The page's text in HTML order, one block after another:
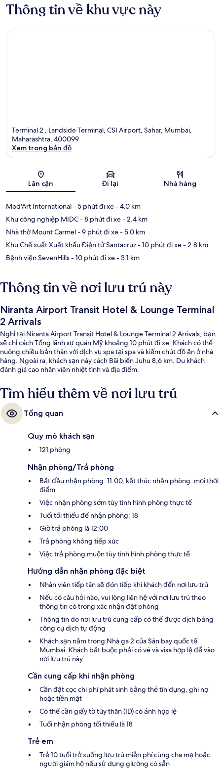
Thông tin về khu vực này
Terminal 2 , Landside Terminal, CSI Airport, Sahar, Mumbai,
Maharashtra, 400099
Xem trong bản đồ
Lân cận Đi lại Nhà hàng
Mod'Art International- 5 phút đi xe- 4.0 km
Khu công nghiệp MIDC- 8 phút đi xe- 2.4 km
Nhà thờ Mount Carmel- 9 phút đi xe- 5.0 km
Khu Chế xuất Xuất khẩu Điện tử Santacruz- 10 phút đi xe- 2.8 km
Bệnh viện SevenHills- 10 phút đi xe- 3.1 km
Thông tin về nơi lưu trú này
Niranta Airport Transit Hotel & Lounge Terminal
2 Arrivals
Nghỉ tại Niranta Airport Transit Hotel & Lounge Terminal 2 Arrivals, bạn
sẽ chỉ cách Tổng lãnh sự quán Mỹ khoảng 10 phút đi xe. Khách có thể
nuông chiều bản thân với dịch vụ spa tại spa và kiếm chút đồ ăn ở nhà
hàng. Ngoài ra, khách sạn này cách Bãi biển Juhu 8,6 km. Du khách
đánh giá cao nhân viên nhiệt tình và địa điểm.
Tìm hiểu thêm về nơi lưu trú
Tổng quan
Quy mô khách sạn
121 phòng
Nhận phòng/Trả phòng
Bắt đầu nhận phòng: 11:00, kết thúc nhận phòng: mọi thời
điểm
Việc nhận phòng sớm tùy tình hình phòng thực tế
Tuổi tối thiểu để nhận phòng: 18
Giờ trả phòng là 12:00
Trả phòng không tiếp xúc
Việc trả phòng muộn tùy tình hình phòng thực tế
Hướng dẫn nhận phòng đặc biệt
Nhân viên tiếp tân sẽ đón tiếp khi khách đến nơi lưu trú
Nếu có câu hỏi nào, vui lòng liên hệ với nơi lưu trú theo
thông tin có trong xác nhận đặt phòng
Thông tin do nơi lưu trú cung cấp có thể được dịch bằng
công cụ dịch tự động
Khách sạn nằm trong Nhà ga 2 của Sân bay quốc tế
Mumbai. Khách bắt buộc phải có vé và visa hợp lệ để vào
nơi lưu trú này.
Cần cung cấp khi nhận phòng
Cần đặt cọc chi phí phát sinh bằng thẻ tín dụng, ghi nợ
hoặc tiền mặt
Có thể cần giấy tờ tùy thân (ID) có ảnh hợp lệ
Tuổi nhận phòng tối thiểu là 18
Trẻ em
Trẻ 10 tuổi trở xuống lưu trú miễn phí cùng cha mẹ hoặc
người giám hộ nếu sử dụng giường có sẵn